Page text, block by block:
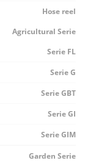
Hose reel
Agricultural Serie
Serie FL
Serie G
Serie GBT
Serie GI
Serie GIM
Garden Serie